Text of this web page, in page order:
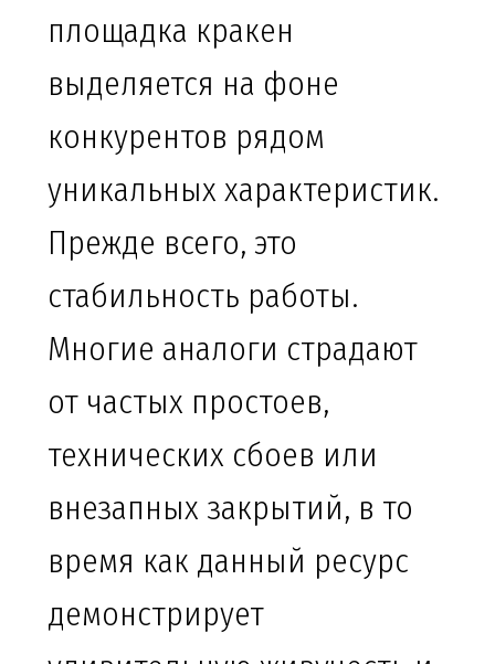
площадка кракен
выделяется на фоне
конкурентов рядом
уникальных характеристик.
Прежде всего, это
стабильность работы.
Многие аналоги страдают
от частых простоев,
технических сбоев или
внезапных закрытий, в то
время как данный ресурс
демонстрирует